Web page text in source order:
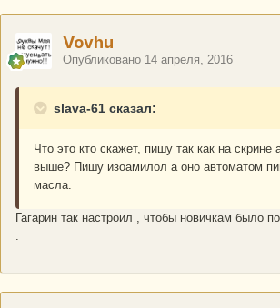
Vovhu
Опубликовано 14 апреля, 2016
slava-61 сказал:
Что это кто скажет, пишу так как на скрине
выше? Пишу изоамилол а оно автоматом
масла.
Гагарин так настроил , чтобы новичкам было
.